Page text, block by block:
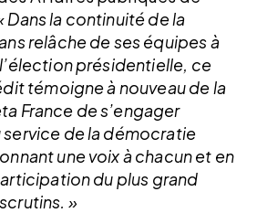
Dans la continuité de la
relâche de ses équipes à
présidentielle, ce
témoigne à nouveau de la
France de s’engager
service de la démocratie
une voix à chacun et en
du plus grand
»